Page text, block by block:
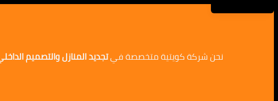
نحن شركة كويتية متخصصة فيتجديد المنازل والتصميم